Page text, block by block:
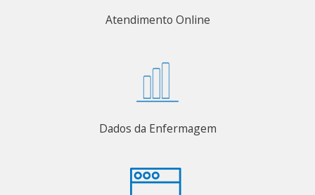
Atendimento Online
Dados da Enfermagem